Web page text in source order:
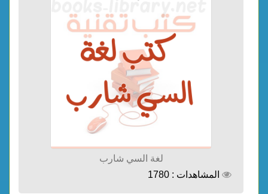
لغة السي شارب
المشاهدات : 1780